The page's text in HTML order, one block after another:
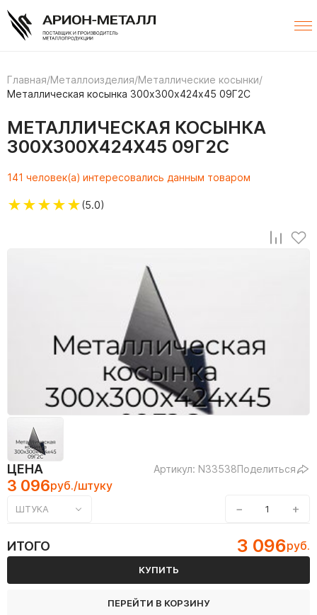
Главная/Металлоизделия/Металлические косынки/
Металлическая косынка 300х300х424х45 09Г2С
МЕТАЛЛИЧЕСКАЯ КОСЫНКА
300Х300Х424Х45 09Г2С
141 человек(а) интересовались данным товаром
★★★★★(5.0)
ЦЕНА Артикул: N33538Поделиться
3 096руб./штуку
ШТУКА − +
ИТОГО 3 096руб.
КУПИТЬ
ПЕРЕЙТИ В КОРЗИНУ